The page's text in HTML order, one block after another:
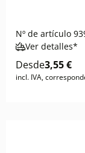
Nº de artículo
Ver detalles*
Desde3,55 €
incl. IVA,